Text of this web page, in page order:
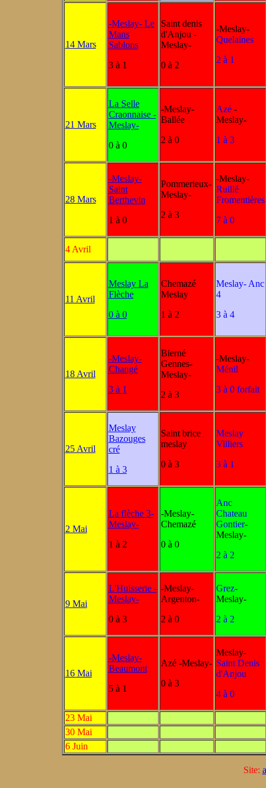
14 Mars
-Meslay- Le
Mans
Sablons
3 à 1
Saint denis
d'Anjou -
Meslay-
0 à 2
-Meslay-
Quelaines
2 à 1
21 Mars
La Selle
Craonnaise -
Meslay-
0 à 0
-Meslay-
Ballée
2 à 0
Azé -
Meslay-
1 à 3
28 Mars
-Meslay-
Saint
Berthevin
1 à 0
Pommerieux-
Meslay-
2 à 3
-Meslay-
Ruillé
Fromentières
7 à 0
4 Avril
11 Avril
Meslay La
Flèche
0 à 0
Chemazé
Meslay
1 à 2
Meslay- Anc
4
3 à 4
18 Avril
-Meslay-
Changé
3 à 1
Bierné
Gennes-
Meslay-
2 à 3
-Meslay-
Ménil
3 à 0 forfait
25 Avril
Meslay
Bazouges
cré
1 à 3
Saint brice
meslay
0 à 3
Meslay
Villiers
3 à 1
2 Mai
La flèche 3-
Meslay-
1 à 2
-Meslay-
Chemazé
0 à 0
Anc
Chateau
Gontier-
Meslay-
2 à 2
9 Mai
L'Huisserie -
Meslay-
0 à 3
-Meslay-
Argenton-
2 à 0
Grez-
Meslay-
2 à 2
16 Mai
-Meslay-
Beaumont
5 à 1
Azé -Meslay-
0 à 3
Meslay-
Saint Denis
d'Anjou
4 à 0
23 Mai
30 Mai
6 Juin
Site: